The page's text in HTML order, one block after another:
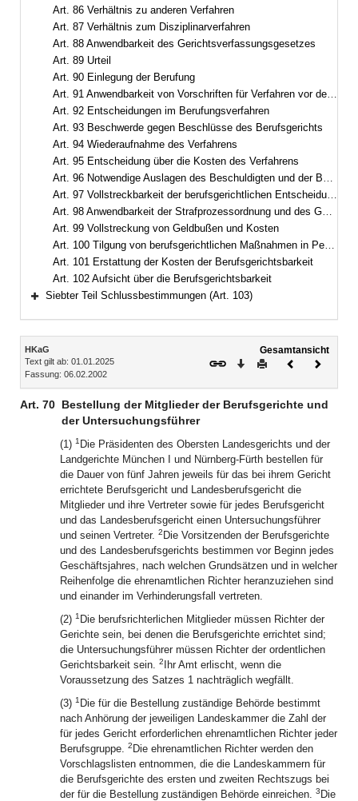
Art. 86 Verhältnis zu anderen Verfahren
Art. 87 Verhältnis zum Disziplinarverfahren
Art. 88 Anwendbarkeit des Gerichtsverfassungsgesetzes
Art. 89 Urteil
Art. 90 Einlegung der Berufung
Art. 91 Anwendbarkeit von Vorschriften für Verfahren vor dem Landesberufsgericht
Art. 92 Entscheidungen im Berufungsverfahren
Art. 93 Beschwerde gegen Beschlüsse des Berufsgerichts
Art. 94 Wiederaufnahme des Verfahrens
Art. 95 Entscheidung über die Kosten des Verfahrens
Art. 96 Notwendige Auslagen des Beschuldigten und der Berufsvertretung
Art. 97 Vollstreckbarkeit der berufsgerichtlichen Entscheidungen
Art. 98 Anwendbarkeit der Strafprozessordnung und des Gerichtsverfassungsgesetzes
Art. 99 Vollstreckung von Geldbußen und Kosten
Art. 100 Tilgung von berufsgerichtlichen Maßnahmen in Personalakten
Art. 101 Erstattung der Kosten der Berufsgerichtsbarkeit
Art. 102 Aufsicht über die Berufsgerichtsbarkeit
Siebter Teil Schlussbestimmungen (Art. 103)
Inhalt
HKaG
Text gilt ab: 01.01.2025
Fassung: 06.02.2002
Gesamtansicht
Download
DruckenVorheriges
Art. 70 Bestellung der Mitglieder der Berufsgerichte und
der Untersuchungsführer
(1) 1 Die Präsidenten des Obersten Landesgerichts und der
Landgerichte München I und Nürnberg-Fürth bestellen für
die Dauer von fünf Jahren jeweils für das bei ihrem Gericht
errichtete Berufsgericht und Landesberufsgericht die
Mitglieder und ihre Vertreter sowie für jedes Berufsgericht
und das Landesberufsgericht einen Untersuchungsführer
und seinen Vertreter. 2 Die Vorsitzenden der Berufsgerichte
und des Landesberufsgerichts bestimmen vor Beginn jedes
Geschäftsjahres, nach welchen Grundsätzen und in welcher
Reihenfolge die ehrenamtlichen Richter heranzuziehen sind
und einander im Verhinderungsfall vertreten.
(2) 1 Die berufsrichterlichen Mitglieder müssen Richter der
Gerichte sein, bei denen die Berufsgerichte errichtet sind;
die Untersuchungsführer müssen Richter der ordentlichen
Gerichtsbarkeit sein. 2
Ihr Amt erlischt, wenn die
Voraussetzung des Satzes 1 nachträglich wegfällt.
(3) 1 Die für die Bestellung zuständige Behörde bestimmt
nach Anhörung der jeweiligen Landeskammer die Zahl der
für jedes Gericht erforderlichen ehrenamtlichen Richter jeder
Berufsgruppe. 2 Die ehrenamtlichen Richter werden den
Vorschlagslisten entnommen, die die Landeskammern für
die Berufsgerichte des ersten und zweiten Rechtszugs bei
der für die Bestellung zuständigen Behörde einreichen. 3 Die